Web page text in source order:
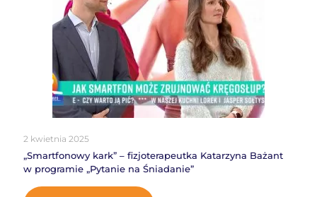
2 kwietnia 2025
„Smartfonowy kark” – fizjoterapeutka Katarzyna Bażant
w programie „Pytanie na Śniadanie”